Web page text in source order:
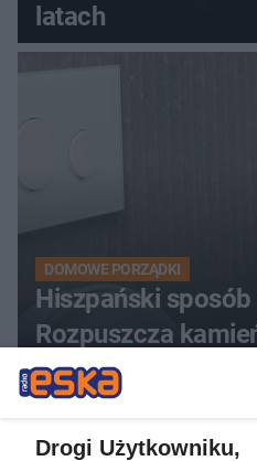
latach
DOMOWE PORZĄDKI
Hiszpański
Rozpuszcza
noc
Drogi Użytkowniku,